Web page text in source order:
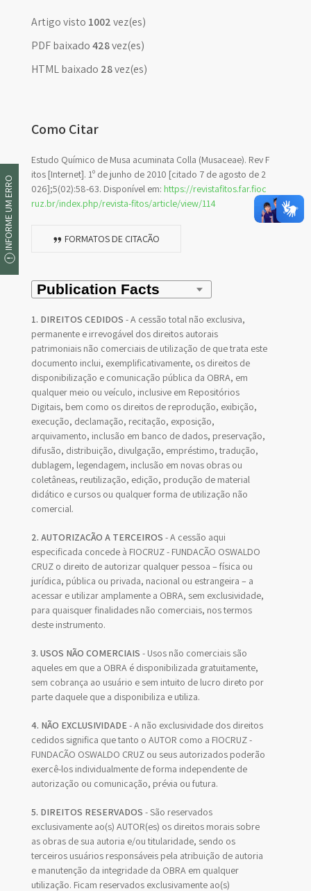
Artigo visto 1002vez(es)
PDF baixado428vez(es)
HTML baixado 28vez(es)
Como Citar
Estudo Químico de Musa acuminata Colla (Musaceae). Rev F
itos [Internet]. 1º de junho de 2010 [citado 7 de agosto de 2
026];5(02):58-63. Disponível em: https://revistafitos.far.fioc
ruz.br/index.php/revista-fitos/article/view/114
FORMATOS DE CITAÇÃO
1. DIREITOS CEDIDOS - A cessão total não exclusiva,
permanente e irrevogável dos direitos autorais
patrimoniais não comerciais de utilização de que trata este
documento inclui, exemplificativamente, os direitos de
disponibilização e comunicação pública da OBRA, em
qualquer meio ou veículo, inclusive em Repositórios
Digitais, bem como os direitos de reprodução, exibição,
execução, declamação, recitação, exposição,
arquivamento, inclusão em banco de dados, preservação,
difusão, distribuição, divulgação, empréstimo, tradução,
dublagem, legendagem, inclusão em novas obras ou
coletâneas, reutilização, edição, produção de material
didático e cursos ou qualquer forma de utilização não
comercial.
2. AUTORIZAÇÃO A TERCEIROS - A cessão aqui
especificada concede à FIOCRUZ - FUNDAÇÃO OSWALDO
CRUZ o direito de autorizar qualquer pessoa – física ou
jurídica, pública ou privada, nacional ou estrangeira – a
acessar e utilizar amplamente a OBRA, sem exclusividade,
para quaisquer finalidades não comerciais, nos termos
deste instrumento.
3. USOS NÃO COMERCIAIS - Usos não comerciais são
aqueles em que a OBRA é disponibilizada gratuitamente,
sem cobrança ao usuário e sem intuito de lucro direto por
parte daquele que a disponibiliza e utiliza.
4. NÃO EXCLUSIVIDADE- A não exclusividade dos direitos
cedidos significa que tanto o AUTOR como a FIOCRUZ -
FUNDAÇÃO OSWALDO CRUZ ou seus autorizados poderão
exercê-los individualmente de forma independente de
autorização ou comunicação, prévia ou futura.
5. DIREITOS RESERVADOS - São reservados
exclusivamente ao(s) AUTOR(es) os direitos morais sobre
as obras de sua autoria e/ou titularidade, sendo os
terceiros usuários responsáveis pela atribuição de autoria
e manutenção da integridade da OBRA em qualquer
utilização. Ficam reservados exclusivamente ao(s)
INFORME UM ERRO